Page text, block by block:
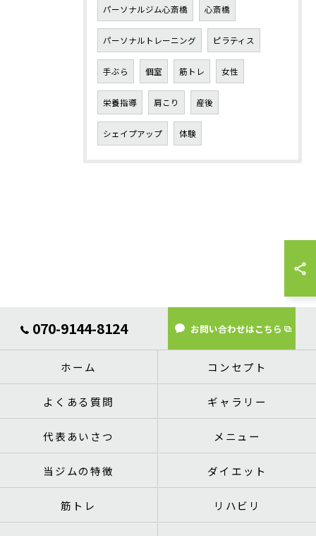
パーソナルジム心斎橋 心斎橋
パーソナルトレーニング ピラティス
手ぶら 個室 筋トレ 女性
栄養指導 肩こり 産後
シェイプアップ 体験
070-9144-8124 お問い合わせはこちら
ホーム コンセプト
よくある質問 ギャラリー
代表あいさつ メニュー
当ジムの特徴 ダイエット
筋トレ リハビリ